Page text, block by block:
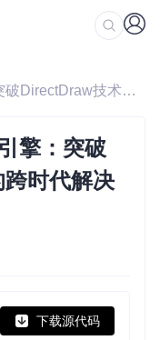
/ DDrawCompat兼容性引擎：突破DirectDraw技术限制的跨时代解决方案
擎：突破
时代解决
下载源代码